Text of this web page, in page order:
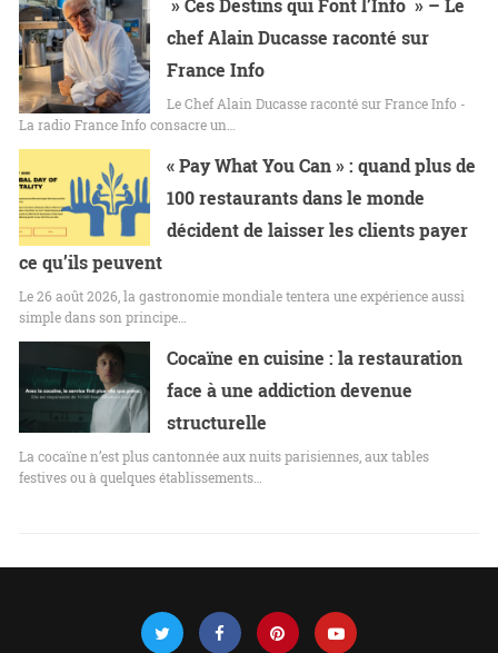
» Ces Destins qui Font l’Info » – Le
chef Alain Ducasse raconté sur
France Info
Le Chef Alain Ducasse raconté sur France Info -
La radio France Info consacre un…
« Pay What You Can » : quand plus de
100 restaurants dans le monde
décident de laisser les clients payer
ce qu’ils peuvent
Le 26 août 2026, la gastronomie mondiale tentera une expérience aussi
simple dans son principe…
Cocaïne en cuisine : la restauration
face à une addiction devenue
structurelle
La cocaïne n’est plus cantonnée aux nuits parisiennes, aux tables
festives ou à quelques établissements…